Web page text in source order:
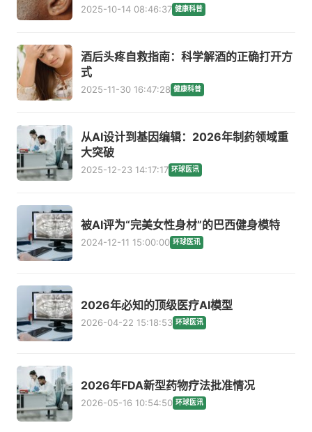
2025-10-14 08:46:37 健康科普
酒后头疼自救指南：科学解酒的正确打开方
式
2025-11-30 16:47:28 健康科普
从AI设计到基因编辑：2026年制药领域重
大突破
2025-12-23 14:17:17 环球医讯
被AI评为“完美女性身材”的巴西健身模特
2024-12-11 15:00:00 环球医讯
2026年必知的顶级医疗AI模型
2026-04-22 15:18:53 环球医讯
2026年FDA新型药物疗法批准情况
2026-05-16 10:54:50 环球医讯